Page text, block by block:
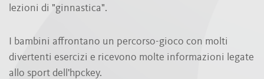
lezioni di "ginnastica".
I bambini affrontano un percorso-gioco con molti
divertenti esercizi e ricevono molte informazioni legate
allo sport dell'hpckey.